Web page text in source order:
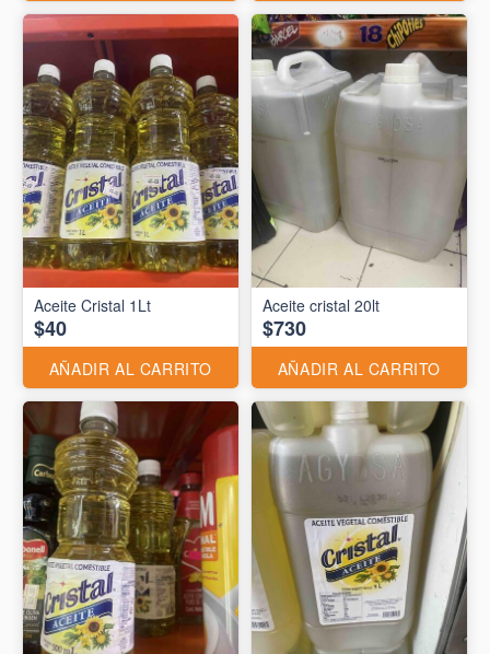
Aceite Cristal 1Lt
$40
AÑADIR AL CARRITO
Aceite cristal 20lt
$730
AÑADIR AL CARRITO